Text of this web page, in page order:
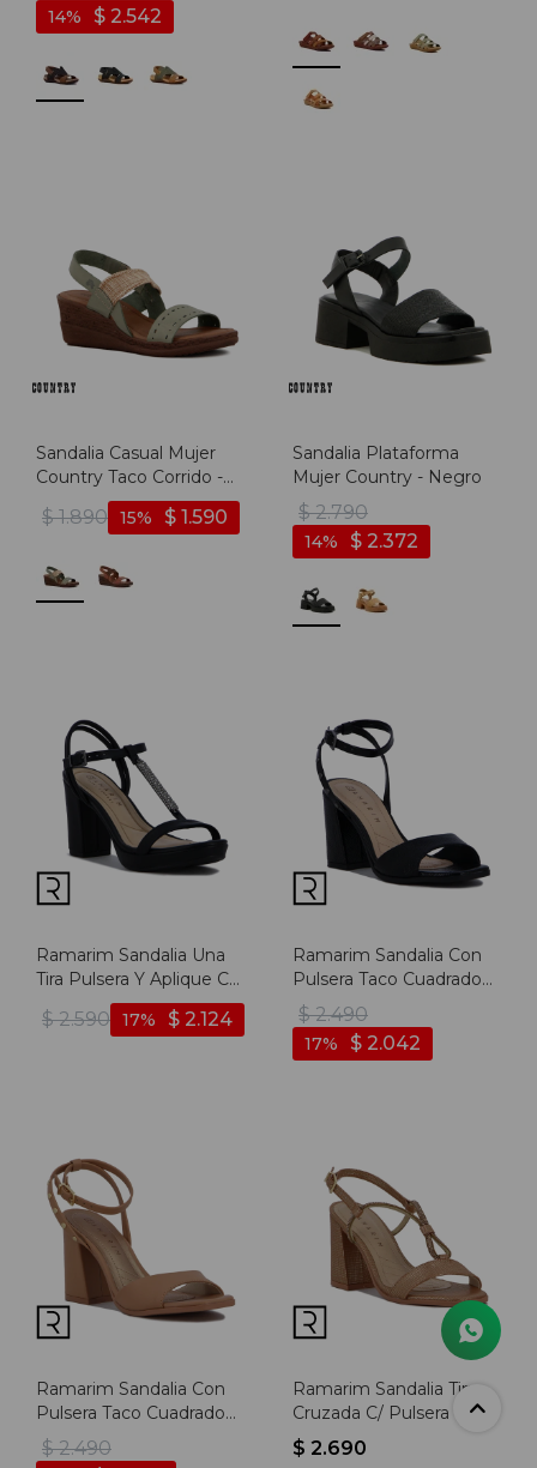
$ 2.542
14
Sandalia Casual Mujer
Country Taco Corrido -
Verde Claro
$ 1.890 $ 1.590
15
Sandalia Plataforma
Mujer Country - Negro
$ 2.790
$ 2.372
14
Ramarim Sandalia Una
Tira Pulsera Y Aplique C/
Plataforma - Negro
$ 2.590 $ 2.124
17
Ramarim Sandalia Con
Pulsera Taco Cuadrado
Forrado - Negro
$ 2.490
$ 2.042
17
Ramarim Sandalia Con
Pulsera Taco Cuadrado
Forrado - Kaki
$ 2.490
Ramarim Sandalia Tira
Cruzada C/ Pulsera Y
Aplique Taco Cuadrado -
Camel
$ 2.690